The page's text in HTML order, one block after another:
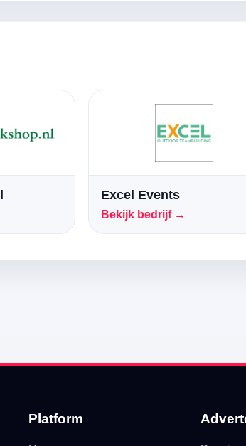
Excel Events
Bekijk bedrijf →
Platform